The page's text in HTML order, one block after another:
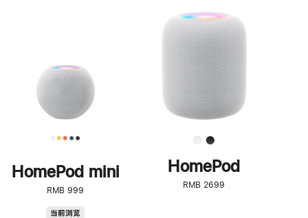
HomePod mini
RMB 999
当前浏览
步
了
解
HomePod<
HomePod
RMB 2699